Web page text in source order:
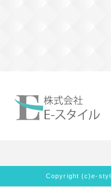
Copyright (c)e-